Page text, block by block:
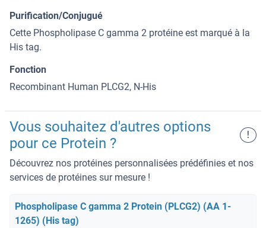
Purification/Conjugué
Cette Phospholipase C gamma 2 protéine est marqué à la
His tag.
Fonction
Recombinant Human PLCG2, N-His
Vous souhaitez d'autres options
pour ce Protein ?
!
Découvrez nos protéines personnalisées prédéfinies et nos
services de protéines sur mesure !
Phospholipase C gamma 2 Protein (PLCG2) (AA 1-
1265) (His tag)